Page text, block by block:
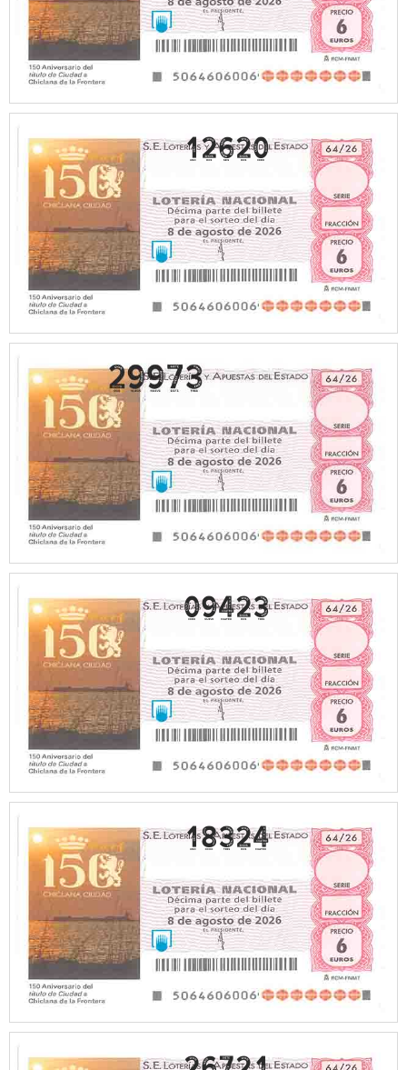
12620
09423
18324